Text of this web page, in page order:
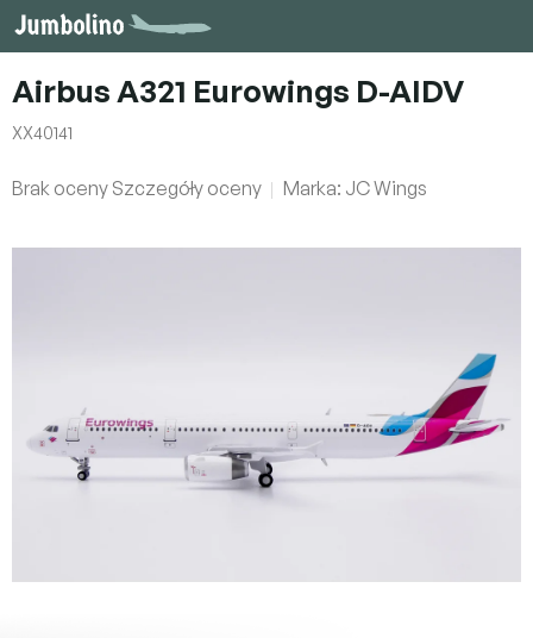
Przejść
do
Airbus A321 Eurowings D-AIDV
XX40141
Średnia
Brak oceny Szczegóły oceny Marka: JC Wings